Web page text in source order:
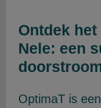
Ontdek
Nele: een
OptimaT is